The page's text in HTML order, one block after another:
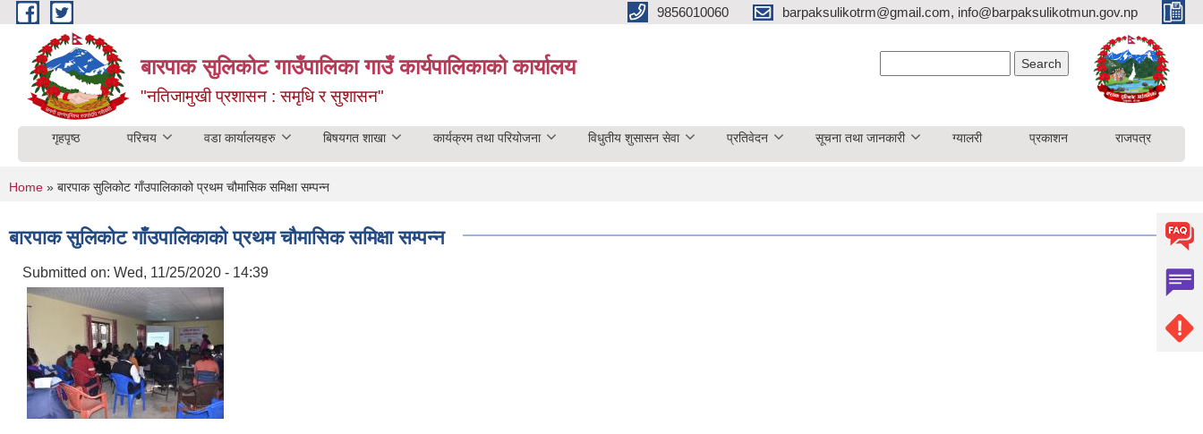
Skip to main content 9856010060 barpaksulikotrm@gmail.com, info@barpaksulikotmun.gov.np
बारपाक सुलिकोट गाउँपालिका गाउँ कार्यपालिकाको कार्यालय
"नतिजामुखी प्रशासन : समृधि र सुशासन"
गृहपृष्ठ परिचय वडा कार्यालयहरु बिषयगत शाखा कार्यक्रम तथा परियोजना विधुतीय शुसासन सेवा प्रतिवेदन सूचना तथा जानकारी ग्यालरी प्रकाशन राजपत्र
You are here
Home » बारपाक सुलिकोट गाँउपालिकाको प्रथम चौमासिक समिक्षा सम्पन्न
बारपाक सुलिकोट गाँउपालिकाको प्रथम चौमासिक समिक्षा सम्पन्न
Submitted on: Wed, 11/25/2020 - 14:39